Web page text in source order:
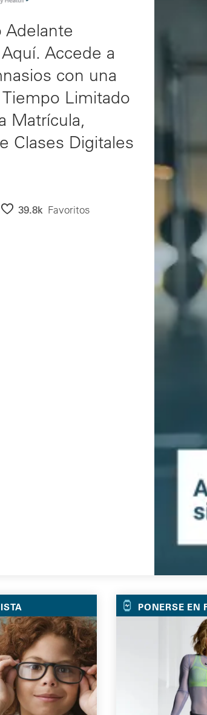
Adelante
Accede a
con una
Limitado
Matrícula,
Clases Digitales
39.8k Favoritos
PONERSE EN